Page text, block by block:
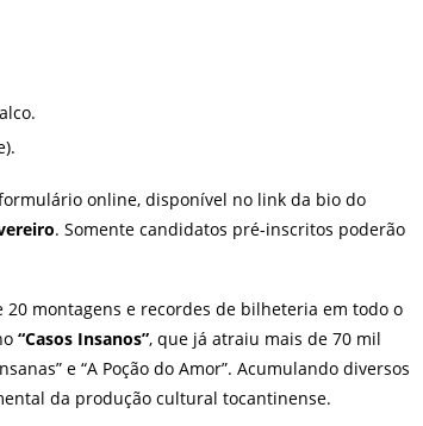
online, disponível no link da bio do
. Somente candidatos pré-inscritos poderão
montagens e recordes de bilheteria em todo o
“Casos Insanos”, que já atraiu mais de 70 mil
e “A Poção do Amor”. Acumulando diversos
da produção cultural tocantinense.